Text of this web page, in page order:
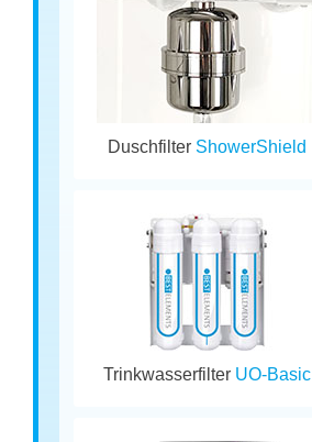
Duschfilter ShowerShield
Trinkwasserfilter UO-Basic